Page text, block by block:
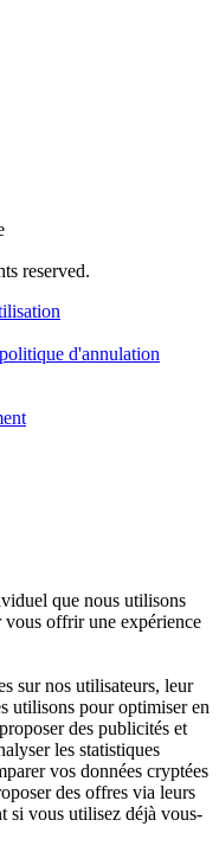
reserved.
d'annulation
que nous utilisons
vous offrir une expérience
sur nos utilisateurs, leur
utilisons pour optimiser en
des publicités et
les statistiques
vos données cryptées
des offres via leurs
si vous utilisez déjà vous-